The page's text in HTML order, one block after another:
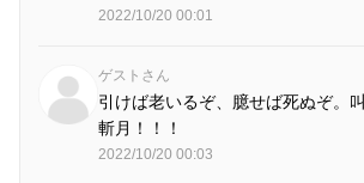
2022/10/20 00:01
ゲストさん
引けば老いるぞ、臆せば死ぬぞ。
斬月！！！
2022/10/20 00:03